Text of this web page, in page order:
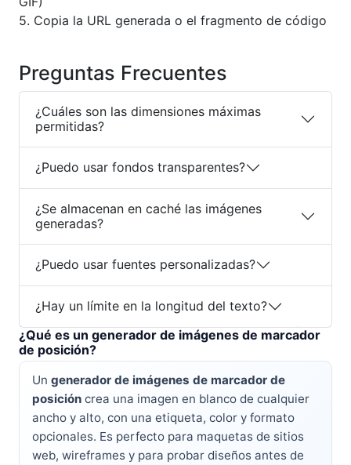
5. Copia la URL generada o el fragmento de código
Preguntas Frecuentes
¿Cuáles son las dimensiones máximas
permitidas?
¿Puedo usar fondos transparentes?
¿Se almacenan en caché las imágenes
generadas?
¿Puedo usar fuentes personalizadas?
¿Hay un límite en la longitud del texto?
¿Qué es un generador de imágenes de marcador
de posición?
Un generador de imágenes de marcador de
posición crea una imagen en blanco de cualquier
ancho y alto, con una etiqueta, color y formato
opcionales. Es perfecto para maquetas de sitios
web, wireframes y para probar diseños antes de